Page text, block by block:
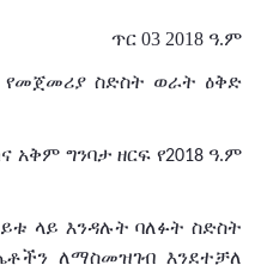
ጥር 03 2018 ዓ.ም
የመጀመሪያ ስድስት ወራት ዕቅድ
አቅም ግንባታ ዘርፍ የ2018 ዓ.ም
ላይ እንዳሉትባለፉት ስድስት
ለማስመዝገብ እንደተቻለ